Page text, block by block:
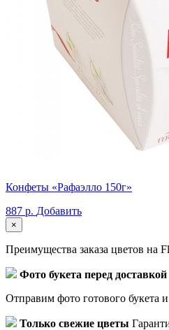
Конфеты «Рафаэлло 150г»
887 р. Добавить
×
Преимущества заказа цветов на
Фото букета перед доставкой
Отправим фото готового букета
Только свежие цветы